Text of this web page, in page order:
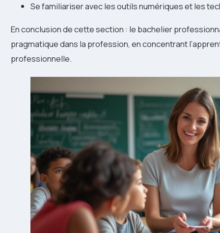
Se familiariser avec les outils numériques et les
En conclusion de cette section : le bachelier
pragmatique dans la profession, en concentrant
professionnelle.